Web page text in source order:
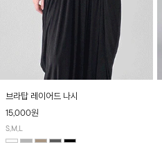
브라탑 레이어드 나시
15,000원
S,M,L